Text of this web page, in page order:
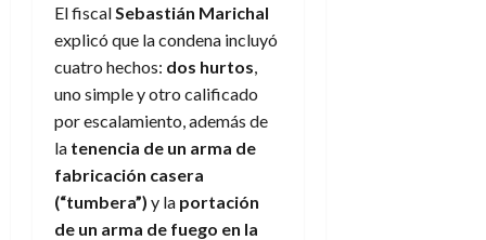
El fiscalSebastián Marichal
explicó que la condena incluyó
cuatro hechos: dos hurtos,
uno simple y otro calificado
por escalamiento, además de
la tenencia de un arma de
fabricación casera
(“tumbera”) y la portación
de un arma de fuego en la